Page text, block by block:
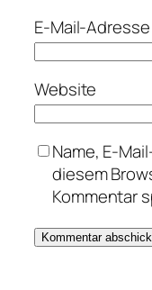
E-Mail-Adresse
Website
Name, E-
diesem
Kommentar